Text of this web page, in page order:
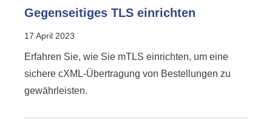
Gegenseitiges TLS einrichten
17 April 2023
Erfahren Sie, wie Sie mTLS einrichten, um eine
sichere cXML-Übertragung von Bestellungen zu
gewährleisten.